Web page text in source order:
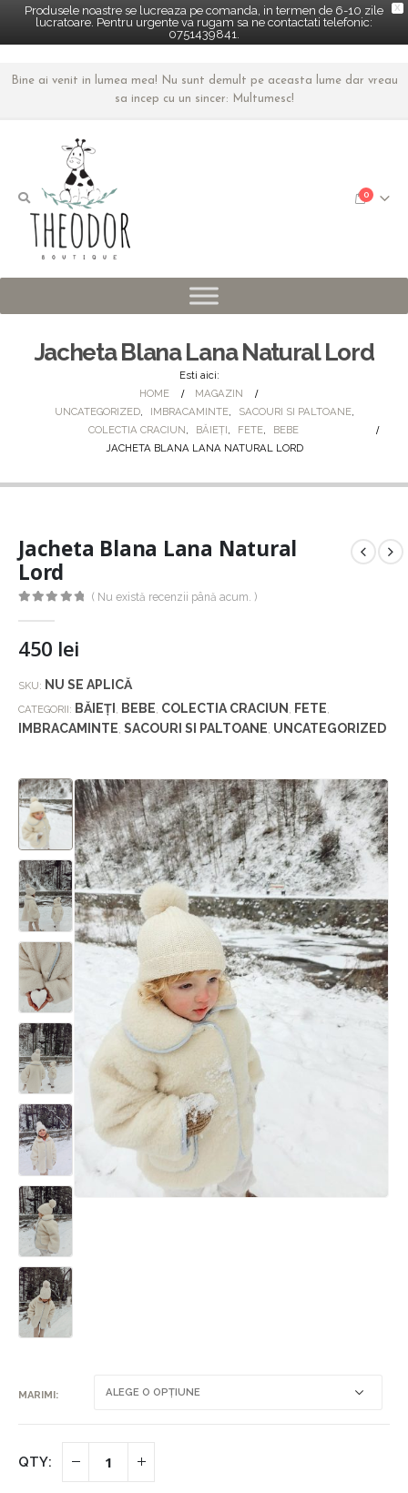
X
Produsele noastre se lucreaza pe comanda, in termen de 6-10 zile
lucratoare. Pentru urgente va rugam sa ne contactati telefonic:
0751439841.
Bine ai venit in lumea mea! Nu sunt demult pe aceasta lume dar vreau
sa incep cu un sincer: Multumesc!
0
Jacheta Blana Lana Natural Lord
Esti aici:
HOME
MAGAZIN
UNCATEGORIZED, IMBRACAMINTE, SACOURI SI PALTOANE,
COLECTIA CRACIUN, BĂIEȚI, FETE,
BEBE
JACHETA BLANA LANA NATURAL LORD
Jacheta Blana Lana Natural
Lord
( Nu există recenzii până acum. )
450 lei
SKU: NU SE APLICĂ
CATEGORII: BĂIEȚI , BEBE, COLECTIA CRACIUN , FETE,
IMBRACAMINTE, SACOURI SI PALTOANE, UNCATEGORIZED
MARIMI